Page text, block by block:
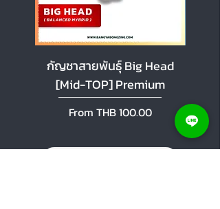
กัญชาสายพันธุ์ Big Head
[Mid-TOP] Premium
From THB 100.00
Sale Price